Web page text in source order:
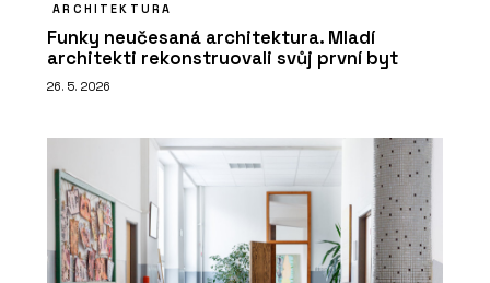
ARCHITEKTURA
Funky neučesaná architektura. Mladí
architekti rekonstruovali svůj první byt
26. 5. 2026